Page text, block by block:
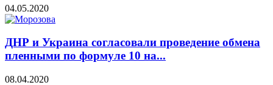
04.05.2020
ДНР и Украина согласовали проведение обмена
пленными по формуле 10 на...
08.04.2020